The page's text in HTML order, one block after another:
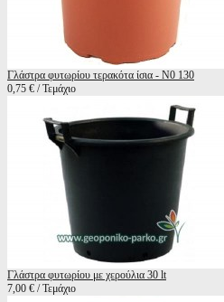
Γλάστρα φυτωρίου τερακότα ίσια - Ν0 130
0,75 € / Τεμάχιο
Γλάστρα φυτωρίου με χερούλια 30 lt
7,00 € / Τεμάχιο